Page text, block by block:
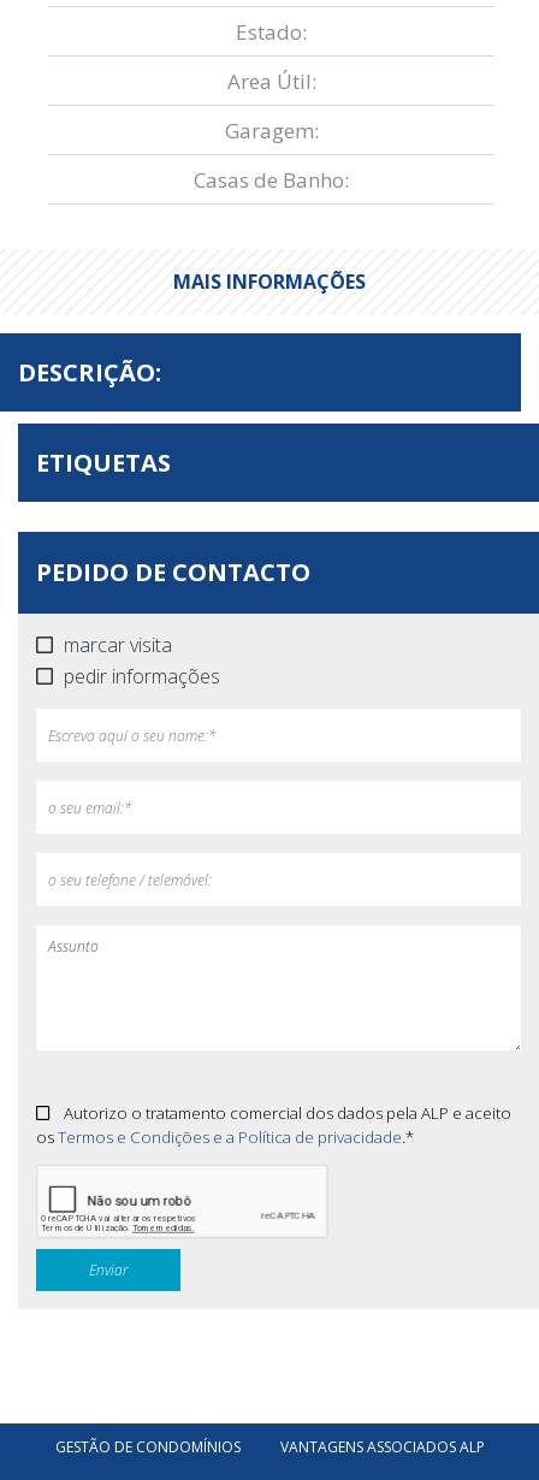
Estado:
Area Útil:
Garagem:
Casas de Banho:
MAIS INFORMAÇÕES
DESCRIÇÃO:
ETIQUETAS
PEDIDO DE CONTACTO
marcar visita
pedir informações
Autorizo o tratamento comercial dos dados pela ALP e aceito
osTermos e Condições e a Política de privacidade.*
GESTÃO DE CONDOMÍNIOS VANTAGENS ASSOCIADOS ALP